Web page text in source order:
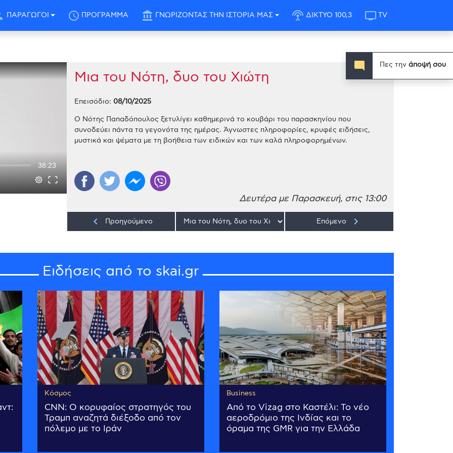
ΠΑΡΑΓΩΓΟΙ schedule ΠΡΟΓΡΑΜΜΑ account_balance ΓΝΩΡΙΖΟΝΤΑΣ ΤΗΝ ΙΣΤΟΡΙΑ ΜΑΣ settings_input_antenna ΔΙΚΤΥΟ 100,3 tv TV
38:23
Μια του Νότη, δυο του Χιώτη
Επεισόδιο: 08/10/2025
Ο Νότης Παπαδόπουλος ξετυλίγει καθημερινά το κουβάρι του παρασκηνίου που
συνοδεύει πάντα τα γεγονότα της ημέρας. Άγνωστες πληροφορίες, κρυφές ειδήσεις,
μυστικά και ψέματα με τη βοήθεια των ειδικών και των καλά πληροφορημένων.
Δευτέρα με Παρασκευή, στις 13:00
keyboard_arrow_left Προηγούμενο Επόμενο keyboard_arrow_right
Ειδήσεις από το skai.gr
Κόσμος
CNN: Ο κορυφαίος στρατηγός του
Τραμπ αναζητά διέξοδο από τον
πόλεμο με το Ιράν
Business
Από το Vizag στο Καστέλι: Το νέο
αεροδρόμιο της Ινδίας και το
όραμα της GMR για την Ελλάδα
mode_comment Πες την άποψή σου